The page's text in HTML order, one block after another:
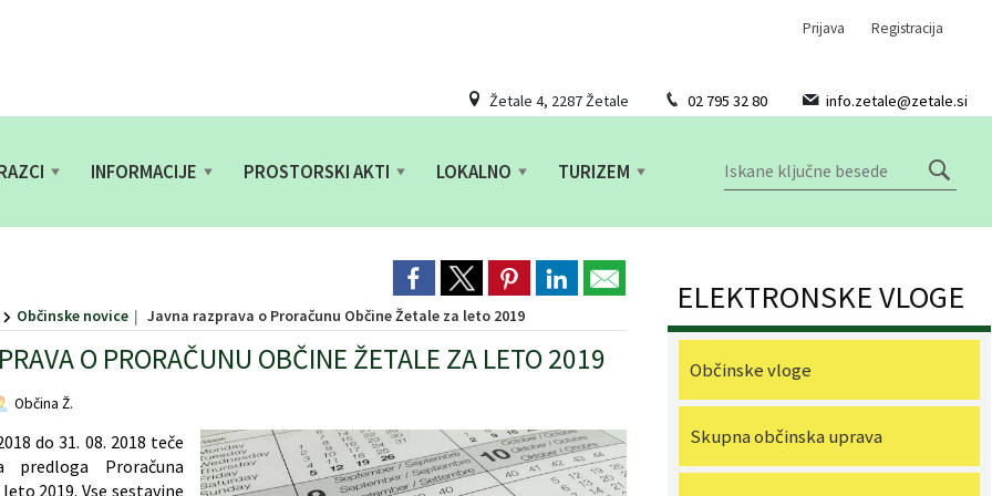
Žetale 4, 2287 Žetale 02 795 32 80 info.zetale@zetale.si
Prijava Registracija
INFORMACIJE PROSTORSKI AKTI LOKALNO TURIZEM
Občinske novice Javna razprava o Proračunu Občine Žetale za leto 2019
O PRORAČUNU OBČINE ŽETALE ZA LETO 2019
Občina Ž.
do 31. 08. 2018 teče
predloga Proračuna
2019. Vse sestavine
ELEKTRONSKE VLOGE
Občinske vloge
Skupna občinska uprava